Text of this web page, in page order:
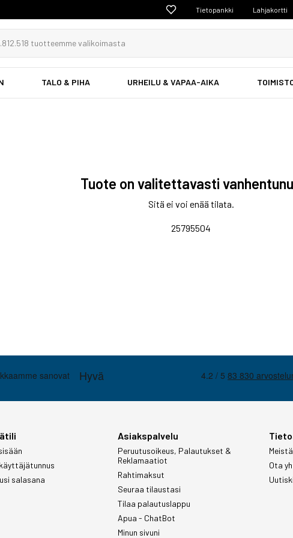
Tietopankki Lahjakortti
TALO & PIHA URHEILU & VAPAA-AIKA
Tuote on valitettavasti
Sitä ei voi enää tilata.
25795504
salasana
Asiakspalvelu
Peruutusoikeus, Palautukset &
Reklamaatiot
Rahtimaksut
Seuraa tilaustasi
Tilaa palautuslappu
Apua - ChatBot
Minun sivuni
Meistä
Ota